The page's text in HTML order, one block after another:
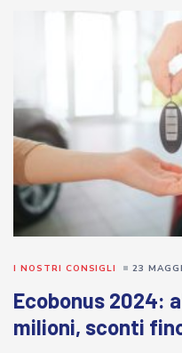
Ecobonus 2024:
milioni, sconti
I NOSTRI CONSIGLI 23